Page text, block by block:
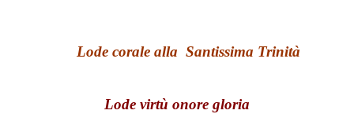
Lode corale alla Santissima Trinità
Lode virtù onore gloria